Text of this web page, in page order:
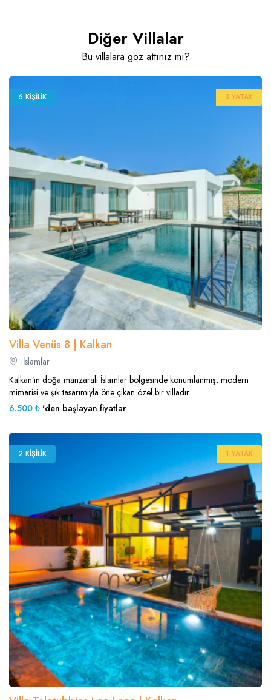
Diğer Villalar
Bu villalara göz attınız mı?
6 KIŞILIK 3 YATAK
Villa Venüs 8 | Kalkan
İslamlar
Kalkan’ın doğa manzaralı İslamlar bölgesinde konumlanmış, modern
mimarisi ve şık tasarımıyla öne çıkan özel bir villadır.
6.500 ₺ 'den başlayan fiyatlar
2 KIŞILIK 1 YATAK